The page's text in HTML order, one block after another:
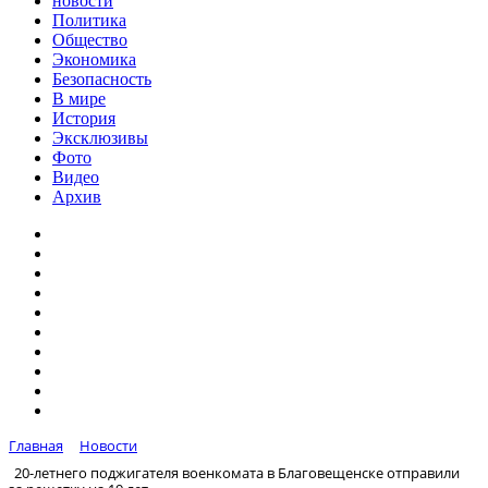
Политика
Общество
Экономика
Безопасность
В мире
История
Эксклюзивы
Фото
Видео
Архив
Главная
Новости
20-летнего поджигателя военкомата в Благовещенске отправили